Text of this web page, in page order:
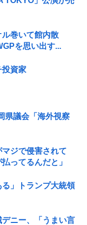
巻いて館内散
を思い出す...
投資家
県議会「海外視察
ジで侵害されて
ってるんだと」
」トランプ大統領
ニー、「うまい言